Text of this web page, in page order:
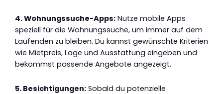
4. Wohnungssuche-Apps: Nutze mobile Apps
speziell für die Wohnungssuche, um immer auf dem
Laufenden zu bleiben. Du kannst gewünschte Kriterien
wie Mietpreis, Lage und Ausstattung eingeben und
bekommst passende Angebote angezeigt.
5. Besichtigungen: Sobald du potenzielle